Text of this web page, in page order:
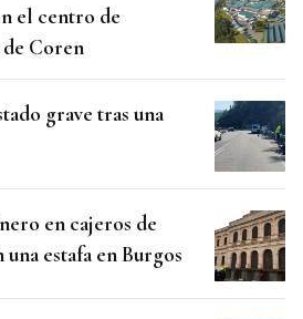
el centro de
Coren
grave tras una
en cajeros de
estafa en Burgos